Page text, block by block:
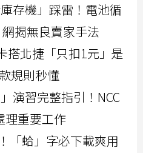
存機」踩雷！電池循
揭無良賣家手法
搭北捷「只扣1元」是
規則秒懂
演習完整指引！NCC
理重要工作
「蛤」字必下載爽用